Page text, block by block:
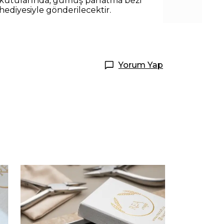
hediyesiyle gönderilecektir.
Yorum Yap